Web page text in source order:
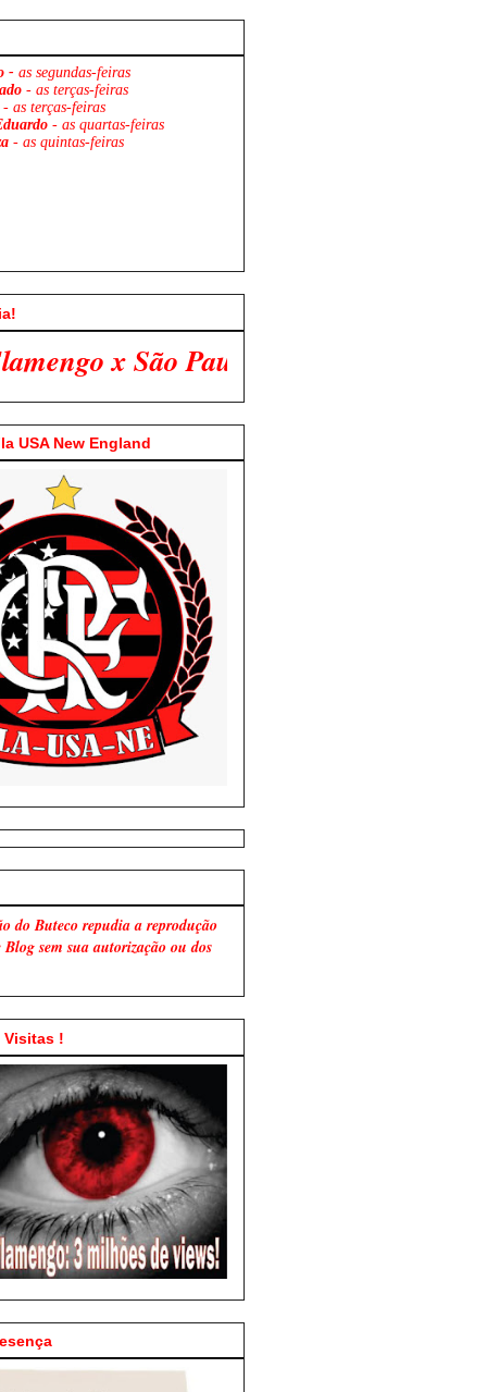
- as segundas-feiras
- as terças-feiras
- as terças-feiras
- as quartas-feiras
- as quintas-feiras
Venha Participar Conosco!
USA New England
do Buteco repudia a reprodução
Blog sem sua autorização ou dos
Visitas !